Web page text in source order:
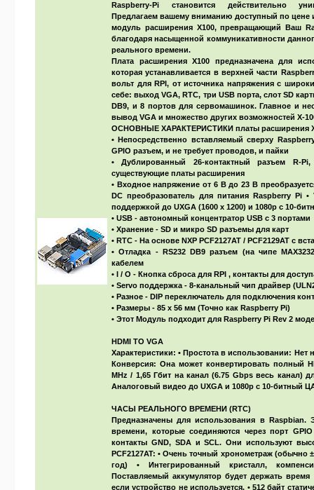
Raspberry-Pi становится действительно
Предлагаем вашему вниманию доступный по цене
модуль расширения X100, превращающий Ваш
благодаря насыщенной коммуникативности
реального времени.
Плата расширения X100 предназначена для
которая устанавливается в верхней части
вольт для RPI, от источника напряжения с
себе: выход VGA, RTC, три USB порта, слот SD
DB9, и 8 портов для сервомашинок. Главное и
вывод VGA и множество других возможностей Х-
ОСНОВНЫЕ ХАРАКТЕРИСТИКИ платы расширения
• Непосредственно вставляемый сверху
GPIO разъем, и не требует проводов, и пайки
• Дублированный 26-контактный разъем R-Pi,
существующие платы расширения
• Входное напряжение от 6 В до 23 В
DC преобразователь для питания Raspberry Pi
поддержкой до UXGA (1600 x 1200) и 1080p с 10-
• USB - автономный концентратор USB с 3 портами
• Хранение - SD и микро SD разъемы для карт
• RTC - На основе NXP PCF2127AT / PCF2129AT с
• Отладка - RS232 DB9 разъем (на чипе
кабелем
• I / O - Кнопка сброса для RPI , контакты для
• Servo поддержка - 8-канальный чип драйвер
• Разное - DIP переключатель для подключения
• Размеры - 85 х 56 мм (Точно как Raspberry Pi)
• Этот Модуль подходит для Raspberry Pi Rev 2
HDMI TO VGA
Характеристики: • Простота в использовании: Нет
Конверсия: Она может конвертировать полный
MHz / 1,65 Гбит на канал (6.75 Gbps весь канал)
Аналоговый видео до UXGA и 1080p с 10-битный
ЧАСЫ РЕАЛЬНОГО ВРЕМЕНИ (RTC)
Предназначены для использования в Raspbian.
времени, которые соединяются через порт
контакты GND, SDA и SCL. Они используют
PCF2127AT: • Очень точный хронометраж (обычно
год) • Интегрированный кристалл,
Поставляемый аккумулятор будет держать
если устройство не используется. • 512 байт